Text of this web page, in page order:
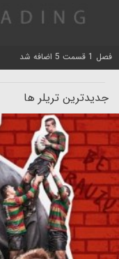
فصل 1 قسمت 5 اضافه شد
جدیدترین تریلر ها